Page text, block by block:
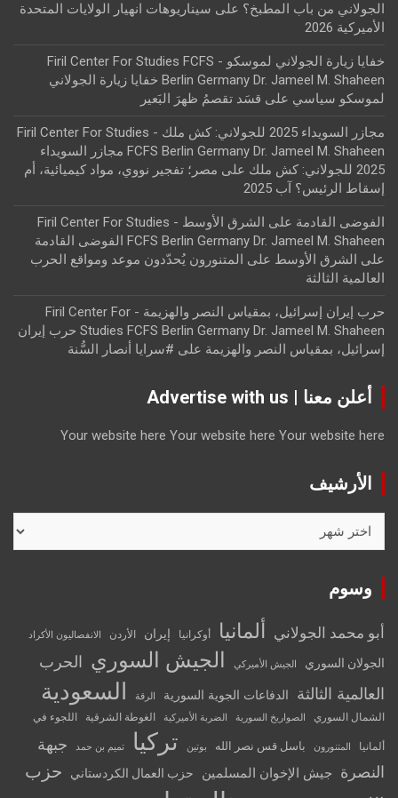
الجولاني من باب المطبخ؟ على سيناريوهات انهيار الولايات المتحدة
الأميركية 2026
خفايا زيارة الجولاني لموسكو - Firil Center For Studies FCFS
Berlin Germany Dr. Jameel M. Shaheen خفايا زيارة الجولاني
لموسكو سياسي على قسَد تقصمُ ظهرَ البَعير
مجازر السويداء 2025 للجولاني: كش ملك - Firil Center For Studies
FCFS Berlin Germany Dr. Jameel M. Shaheen مجازر السويداء
2025 للجولاني: كش ملك
على مصر؛ تفجير نووي، مواد كيميائية، أم
إسقاط الرئيس؟ آب 2025
الفوضى القادمة على الشرق الأوسط - Firil Center For Studies
FCFS Berlin Germany Dr. Jameel M. Shaheen الفوضى القادمة
على الشرق الأوسط على
المتنورون يُحدّدون موعد ومواقع الحرب
العالمية الثالثة
حرب إيران إسرائيل، بمقياس النصر والهزيمة - Firil Center For
Studies FCFS Berlin Germany Dr. Jameel M. Shaheen حرب إيران
إسرائيل، بمقياس النصر والهزيمة على #سرايا أنصار السُّنة
أعلن معنا | Advertise with us
Your website here Your website here Your website here
الأرشيف
وسوم
أبو محمد الجولاني ألمانيا أوكرانيا إيران الأردن الانفصاليون الأكراد
الجولان السوري الجيش الأميركي الجيش السوري الحرب
العالمية الثالثة
الدفاعات الجوية السورية الرقة السعودية
الشمال السوري الصواريخ السورية الضربة الأميركية الغوطة الشرقية اللجوء في
ألمانيا المتنورون باسل قس نصر الله بوتين تركيا تميم بن حمد
جبهة
النصرة
جيش الإخوان المسلمين حزب العمال الكردستاني
حزب